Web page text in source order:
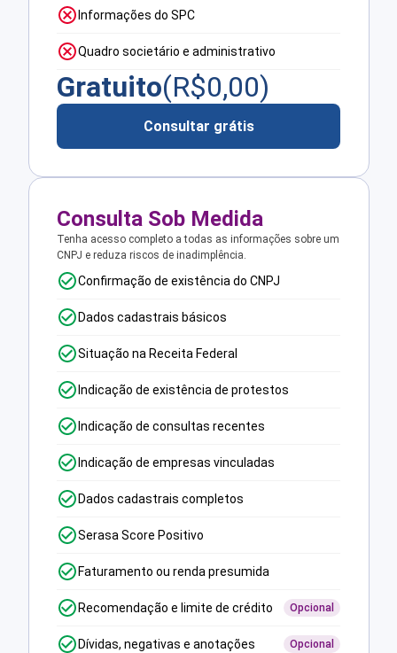
Informações do SPC
Quadro societário e administrativo
Gratuito(R$0,00)
Consultar grátis
Consulta Sob Medida
Tenha acesso completo a todas as informações sobre um
CNPJ e reduza riscos de inadimplência.
Confirmação de existência do CNPJ
Dados cadastrais básicos
Situação na Receita Federal
Indicação de existência de protestos
Indicação de consultas recentes
Indicação de empresas vinculadas
Dados cadastrais completos
Serasa Score Positivo
Faturamento ou renda presumida
Recomendação e limite de crédito Opcional
Dívidas, negativas e anotações Opcional